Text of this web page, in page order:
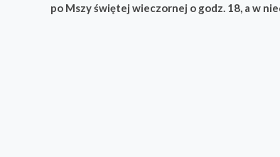
po Mszy świętej wieczornej o godz. 18, a w